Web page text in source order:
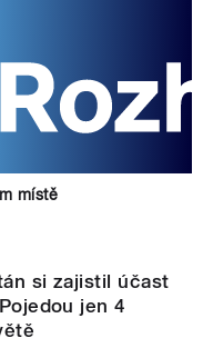
místě
si zajistil účast
jen 4